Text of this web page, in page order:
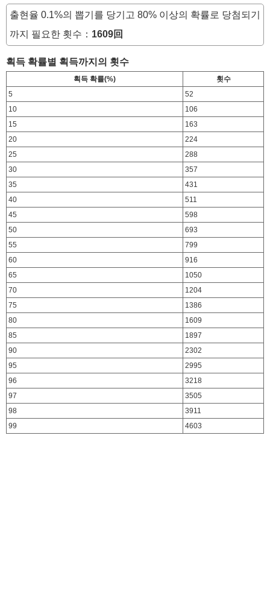
출현율 0.1%의 뽑기를 당기고 80% 이상의 확률로 당첨되기
까지 필요한 횟수： 1609回
획득 확률별 획득까지의 횟수
획득 확률(%)
횟수
5
52
10
106
15
163
20
224
25
288
30
357
35
431
40
511
45
598
50
693
55
799
60
916
65
1050
70
1204
75
1386
80
1609
85
1897
90
2302
95
2995
96
3218
97
3505
98
3911
99
4603